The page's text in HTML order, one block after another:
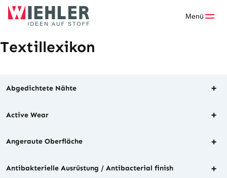
Skip
Menü
Textillexikon
Abgedichtete Nähte +
Active Wear +
Angeraute Oberfläche +
Antibakterielle Ausrüstung / Antibacterial finish +